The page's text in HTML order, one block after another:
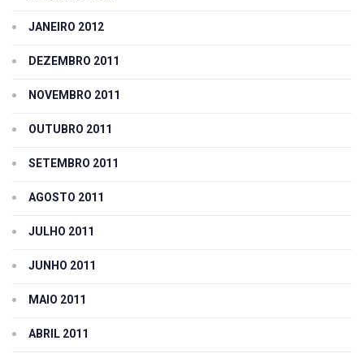
JANEIRO 2012
DEZEMBRO 2011
NOVEMBRO 2011
OUTUBRO 2011
SETEMBRO 2011
AGOSTO 2011
JULHO 2011
JUNHO 2011
MAIO 2011
ABRIL 2011